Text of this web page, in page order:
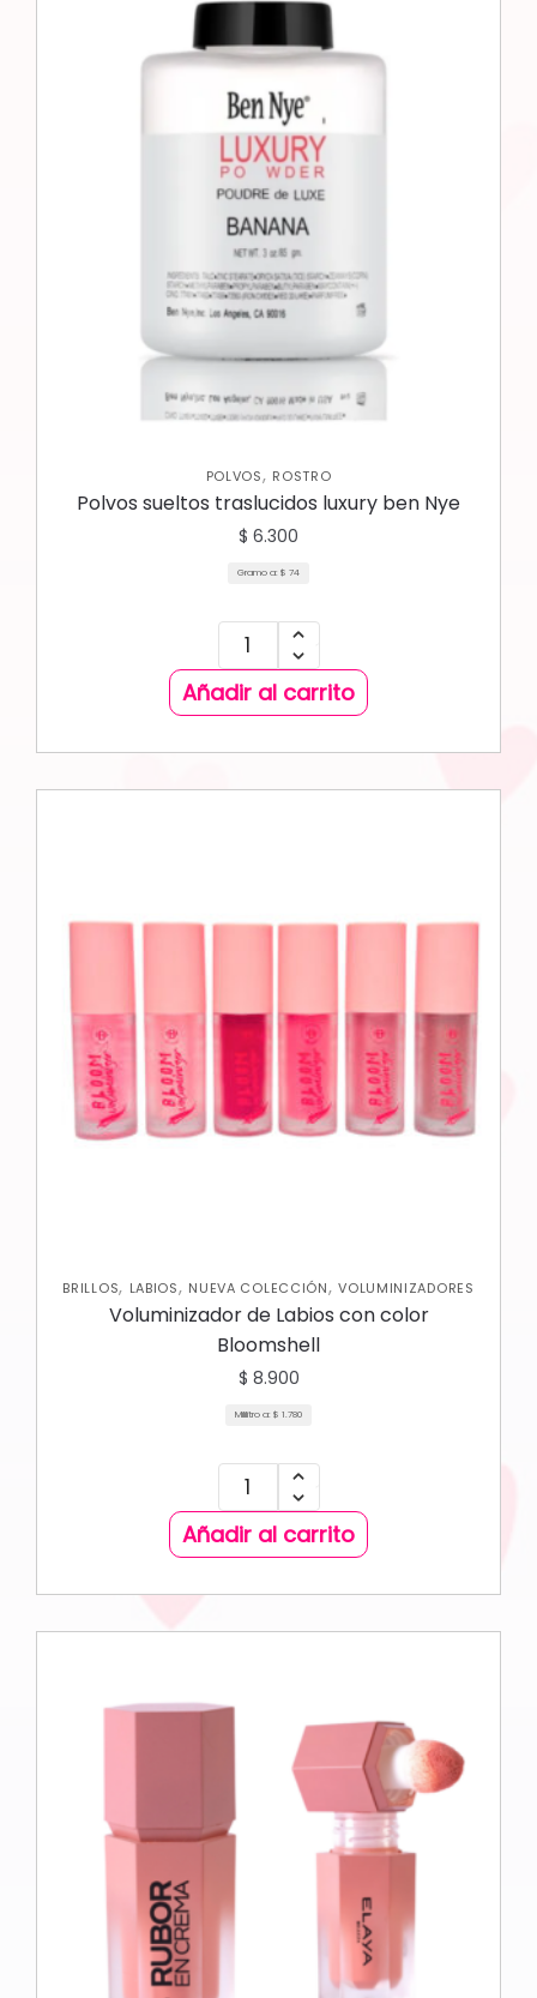
POLVOS, ROSTRO
Polvos sueltos traslucidos luxury ben Nye
$ 6.300
Gramo a: $ 74
Añadir al carrito
BRILLOS, LABIOS, NUEVA COLECCIÓN,VOLUMINIZADORES
Voluminizador de Labios con color
Bloomshell
$ 8.900
Mililitro a: $ 1.780
Añadir al carrito